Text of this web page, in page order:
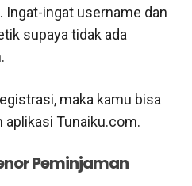
Ingat-ingat username dan
supaya tidak ada
maka kamu bisa
aplikasi Tunaiku.com.
Peminjaman